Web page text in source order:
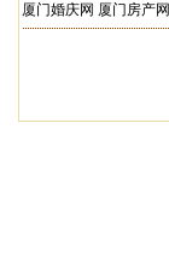
厦门婚庆网 厦门房产网